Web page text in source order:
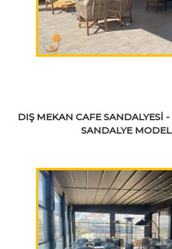
DIŞ MEKAN CAFE SANDALYESİ
SANDALYE